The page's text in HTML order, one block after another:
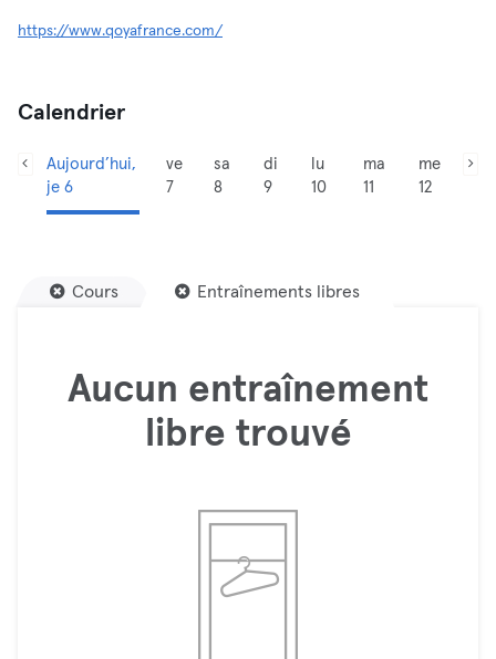
https://www.qoyafrance.com/
Calendrier
Aujourd’hui,
je 6
ve
7
sa
8
di
9
lu
10
ma
11
me
12
Cours Entraînements libres
Aucun entraînement
libre trouvé